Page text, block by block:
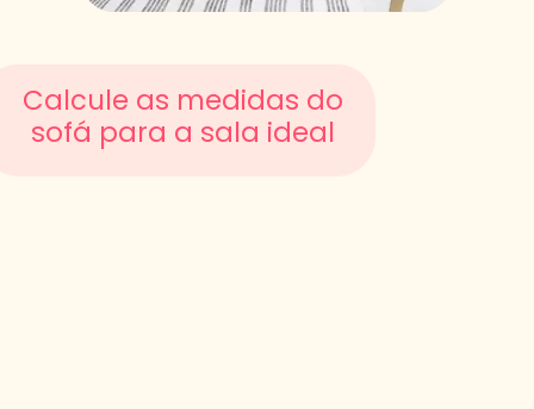
Calcule as medidas do
sofá para a sala ideal